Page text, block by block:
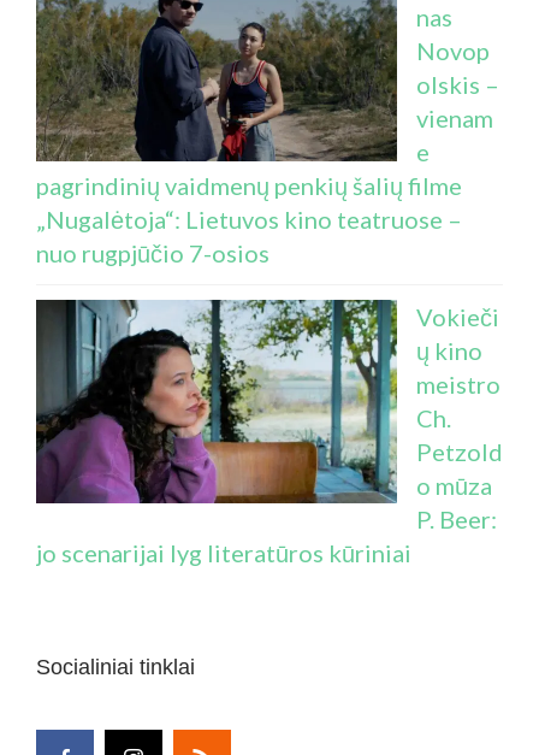
nas
Novop
olskis –
vienam
e
pagrindinių vaidmenų penkių šalių filme
„Nugalėtoja“: Lietuvos kino teatruose –
nuo rugpjūčio 7-osios
Vokieči
ų kino
meistro
Ch.
Petzold
o mūza
P. Beer:
jo scenarijai lyg literatūros kūriniai
Socialiniai tinklai